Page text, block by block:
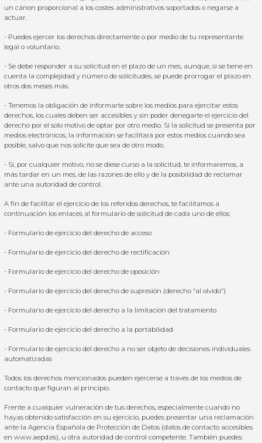
un cánon proporcional a los costes administrativos soportados o negarse a
actuar.
- Puedes ejercer los derechos directamente o por medio de tu representante
legal o voluntario.
- Se debe responder a su solicitud en el plazo de un mes, aunque, si se tiene en
cuenta la complejidad y número de solicitudes, se puede prorrogar el plazo en
otros dos meses más.
- Tenemos la obligación de informarte sobre los medios para ejercitar estos
derechos, los cuales deben ser accesibles y sin poder denegarte el ejercicio del
derecho por el solo motivo de optar por otro medio. Si la solicitud se presenta por
medios electrónicos, la información se facilitará por estos medios cuando sea
posible, salvo que nos solicite que sea de otro modo.
- Si, por cualquier motivo, no se diese curso a la solicitud, te informaremos, a
más tardar en un mes, de las razones de ello y de la posibilidad de reclamar
ante una autoridad de control.
A fin de facilitar el ejercicio de los referidos derechos, te facilitamos a
continuación los enlaces al formulario de solicitud de cada uno de ellos:
- Formulario de ejercicio del derecho de acceso
- Formulario de ejercicio del derecho de rectificación
- Formulario de ejercicio del derecho de oposición
- Formulario de ejercicio del derecho de supresión (derecho “al olvido”)
- Formulario de ejercicio del derecho a la limitación del tratamiento
- Formulario de ejercicio del derecho a la portabilidad
- Formulario de ejercicio del derecho a no ser objeto de decisiones individuales
automatizadas
Todos los derechos mencionados pueden ejercerse a través de los medios de
contacto que figuran al principio.
Frente a cualquier vulneración de tus derechos, especialmente cuando no
hayas obtenido satisfacción en su ejercicio, puedes presentar una reclamación
ante la Agencia Española de Protección de Datos (datos de contacto accesibles
en www.aepd.es), u otra autoridad de control competente. También puedes